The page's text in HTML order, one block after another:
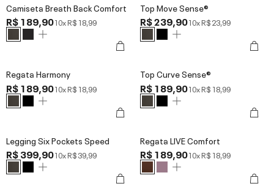
Camiseta Breath Back Comfort
R$ 189,9010xR$ 18,99
Top Move Sense®
R$ 239,9010xR$ 23,99
Regata Harmony
R$ 189,9010xR$ 18,99
Top Curve Sense®
R$ 189,9010xR$ 18,99
Legging Six Pockets Speed
R$ 399,9010xR$ 39,99
Regata LIVE Comfort
R$ 189,9010xR$ 18,99